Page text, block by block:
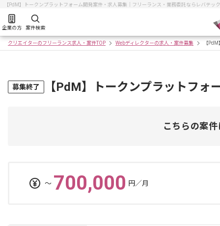
【PdM】トークンプラットフォーム開発案件・求人募集｜フリーランス・業務委託ならレバテッ
企業の方 案件検索
クリエイターのフリーランス求人・案件TOP Webディレクターの求人・案件募集 【
募集終了 【PdM】トークンプラットフォ
こちらの案
〜 700,000 円／月